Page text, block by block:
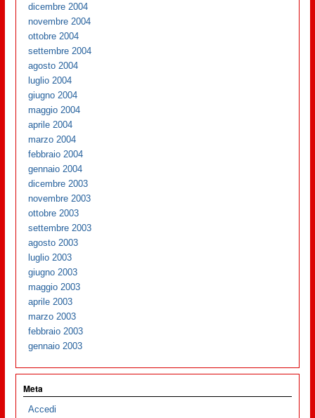
dicembre 2004
novembre 2004
ottobre 2004
settembre 2004
agosto 2004
luglio 2004
giugno 2004
maggio 2004
aprile 2004
marzo 2004
febbraio 2004
gennaio 2004
dicembre 2003
novembre 2003
ottobre 2003
settembre 2003
agosto 2003
luglio 2003
giugno 2003
maggio 2003
aprile 2003
marzo 2003
febbraio 2003
gennaio 2003
Meta
Accedi